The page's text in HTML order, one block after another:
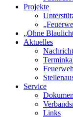
Projekte
„Ohne
Aktuelles
Service
Links